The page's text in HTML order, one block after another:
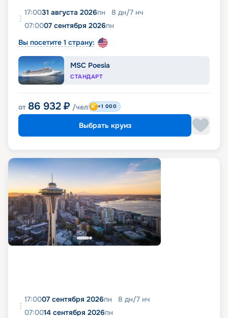
17:0031 августа 2026пн 8 дн/7 нч
07:0007 сентября 2026пн
Вы посетите 1 страну:
MSC Poesia
СТАНДАРТ
от 86 932 ₽ /чел +1 000
Выбрать круиз
17:0007 сентября 2026пн 8 дн/7 нч
07:0014 сентября 2026пн